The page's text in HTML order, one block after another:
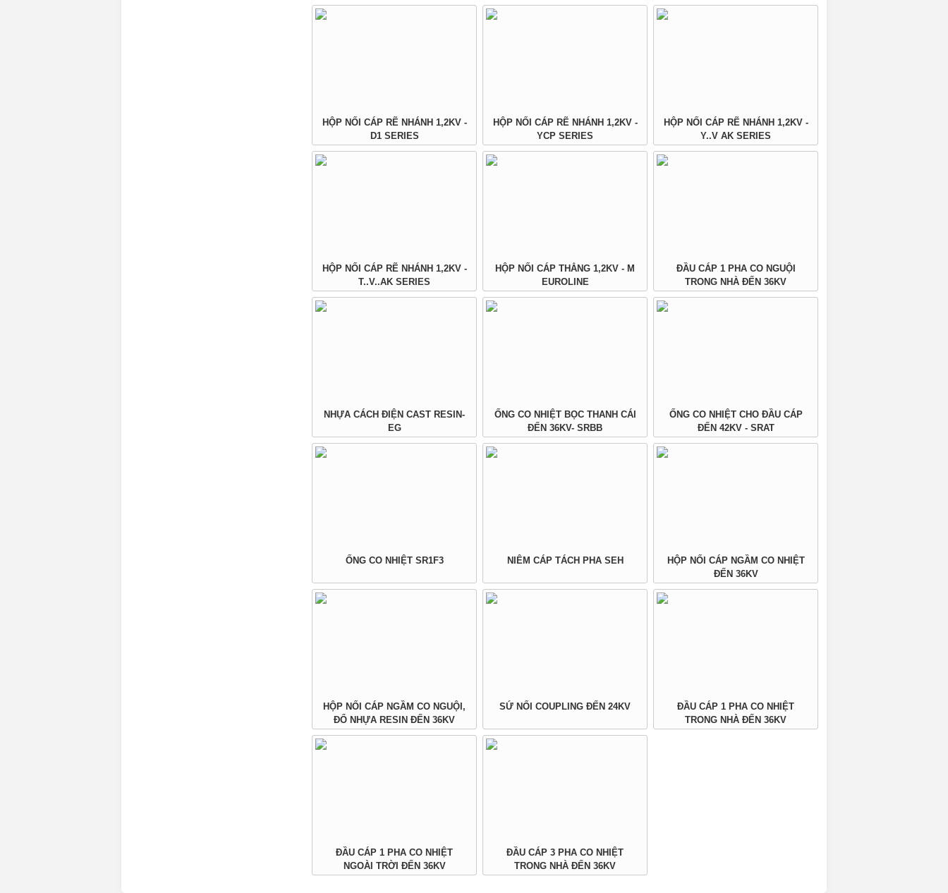
HỘP NỐI CÁP RẼ NHÁNH 1,2KV -
D1 SERIES
HỘP NỐI CÁP RẼ NHÁNH 1,2KV -
YCP SERIES
HỘP NỐI CÁP RẼ NHÁNH 1,2KV -
Y..V AK SERIES
HỘP NỐI CÁP RẼ NHÁNH 1,2KV -
T..V..AK SERIES
HỘP NỐI CÁP THẲNG 1,2KV - M
EUROLINE
ĐẦU CÁP 1 PHA CO NGUỘI
TRONG NHÀ ĐẾN 36KV
NHỰA CÁCH ĐIỆN CAST RESIN-
EG
ỐNG CO NHIỆT BỌC THANH CÁI
ĐẾN 36KV- SRBB
ỐNG CO NHIỆT CHO ĐẦU CÁP
ĐẾN 42KV - SRAT
ỐNG CO NHIỆT SR1F3 NIÊM CÁP TÁCH PHA SEH
HỘP NỐI CÁP NGẦM CO NHIỆT
ĐẾN 36KV
HỘP NỐI CÁP NGẦM CO NGUỘI,
ĐỔ NHỰA RESIN ĐẾN 36KV
SỨ NỐI COUPLING ĐẾN 24KV
ĐẦU CÁP 1 PHA CO NHIỆT
TRONG NHÀ ĐẾN 36KV
ĐẦU CÁP 1 PHA CO NHIỆT
NGOÀI TRỜI ĐẾN 36KV
ĐẦU CÁP 3 PHA CO NHIỆT
TRONG NHÀ ĐẾN 36KV